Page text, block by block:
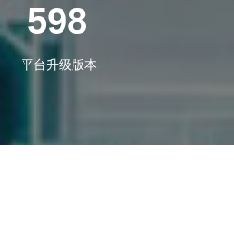
598
平台升级版本